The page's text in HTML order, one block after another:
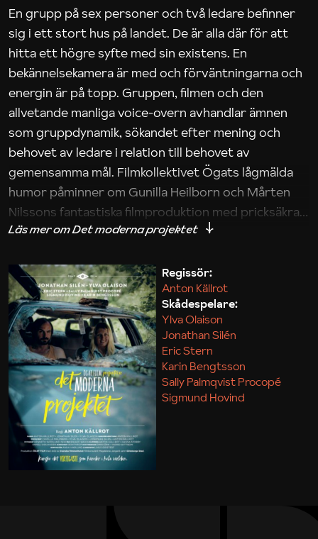
En grupp på sex personer och två ledare befinner
sig i ett stort hus på landet. De är alla där för att
hitta ett högre syfte med sin existens. En
bekännelsekamera är med och förväntningarna och
energin är på topp. Gruppen, filmen och den
allvetande manliga voice-overn avhandlar ämnen
som gruppdynamik, sökandet efter mening och
behovet av ledare i relation till behovet av
gemensamma mål. Filmkollektivet Ögats lågmälda
humor påminner om Gunilla Heilborn och Mårten
Nilssons fantastiska filmproduktion med pricksäkra
iakttagelser om hur svårt det kan vara att omsätta
Maja Kekonius
Regissör:
Anton Källrot
Skådespelare:
Ylva Olaison
Jonathan Silén
Eric Stern
Karin Bengtsson
Sally Palmqvist Procopé
Sigmund Hovind